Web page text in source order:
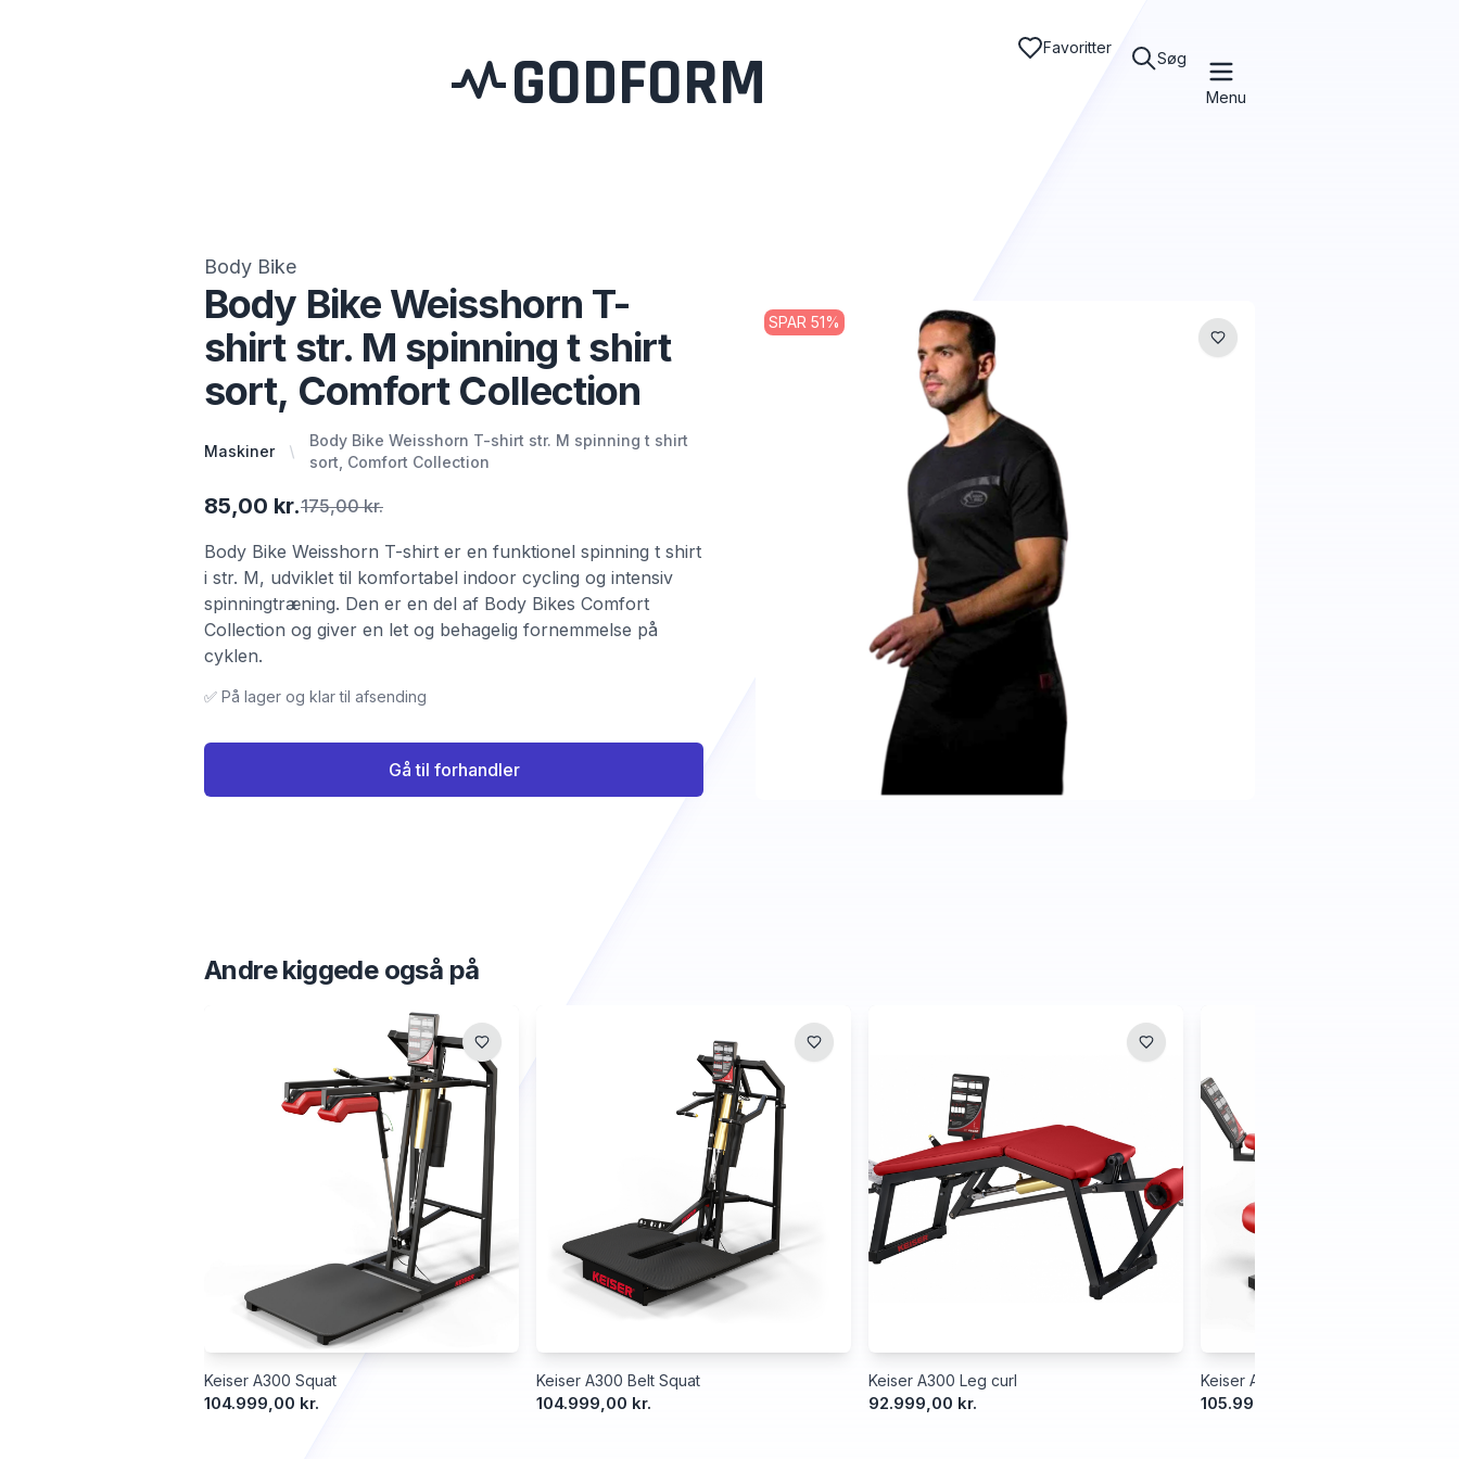
GODFORM Favoritter
Søg
Menu
Body Bike
Body Bike Weisshorn T-
shirt str. M spinning t shirt
sort, Comfort Collection
Maskiner
Body Bike Weisshorn T-shirt str. M spinning t shirt
sort, Comfort Collection
85,00 kr.175,00 kr.
Body Bike Weisshorn T-shirt er en funktionel spinning t shirt
i str. M, udviklet til komfortabel indoor cycling og intensiv
spinningtræning. Den er en del af Body Bikes Comfort
Collection og giver en let og behagelig fornemmelse på
cyklen.
✅ På lager og klar til afsending
Gå til forhandler
SPAR 51%
Andre kiggede også på
Keiser A300 Squat
104.999,00 kr.
Keiser A300 Belt Squat
104.999,00 kr.
Keiser A300 Leg curl
92.999,00 kr.
Keiser Air300 Leg Extension
105.999,00 kr.